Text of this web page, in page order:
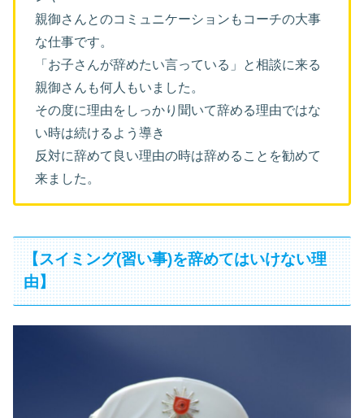
親御さんとのコミュニケーションもコーチの大事
な仕事です。
「お子さんが辞めたい言っている」と相談に来る
親御さんも何人もいました。
その度に理由をしっかり聞いて辞める理由ではな
い時は続けるよう導き
反対に辞めて良い理由の時は辞めることを勧めて
来ました。
【スイミング(習い事)を辞めてはいけない理
由】